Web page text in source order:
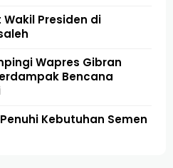
Presiden di
Wapres Gibran
Bencana
Kebutuhan Semen